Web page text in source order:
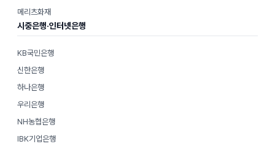
메리츠화재
시중은행·인터넷은행
KB국민은행
신한은행
하나은행
우리은행
NH농협은행
IBK기업은행